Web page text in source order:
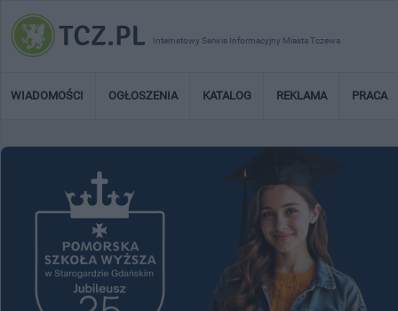
Internetowy Serwis Informacyjny Miasta Tczewa
WIADOMOŚCI OGŁOSZENIA KATALOG REKLAMA PRACA